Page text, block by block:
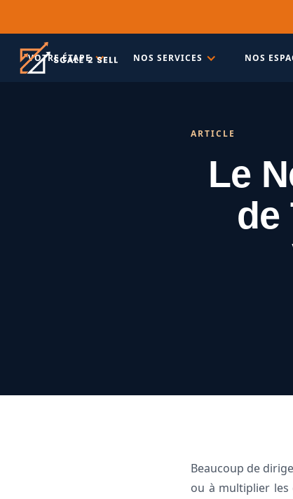
VOTRE ÉTAPE NOS SERVICES NOS
ARTICLE
Le
de
Beaucoup de
ou à multiplier les